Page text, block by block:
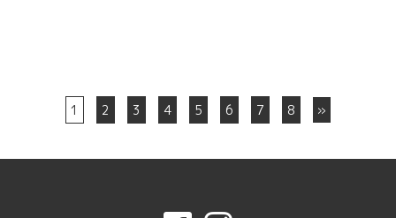
1 2 3 4 5 6 7 8 »